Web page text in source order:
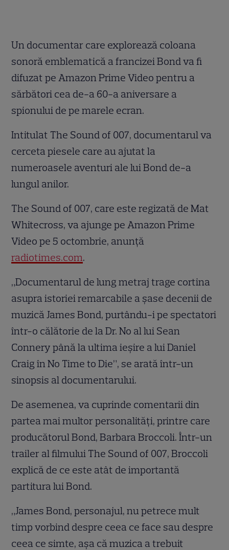
Un documentar care explorează coloana
sonoră emblematică a francizei Bond va fi
difuzat pe Amazon Prime Video pentru a
sărbători cea de-a 60-a aniversare a
spionului de pe marele ecran.
Intitulat The Sound of 007, documentarul va
cerceta piesele care au ajutat la
numeroasele aventuri ale lui Bond de-a
lungul anilor.
The Sound of 007, care este regizată de Mat
Whitecross, va ajunge pe Amazon Prime
Video pe 5 octombrie, anunță
radiotimes.com.
„Documentarul de lung metraj trage cortina
asupra istoriei remarcabile a șase decenii de
muzică James Bond, purtându-i pe spectatori
într-o călătorie de la Dr. No al lui Sean
Connery până la ultima ieșire a lui Daniel
Craig în No Time to Die”, se arată într-un
sinopsis al documentarului.
De asemenea, va cuprinde comentarii din
partea mai multor personalități, printre care
producătorul Bond, Barbara Broccoli. Într-un
trailer al filmului The Sound of 007, Broccoli
explică de ce este atât de importantă
partitura lui Bond.
„James Bond, personajul, nu petrece mult
timp vorbind despre ceea ce face sau despre
ceea ce simte, așa că muzica a trebuit